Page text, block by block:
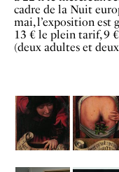
cadre de la Nuit
mai, l’exposition est
13 € le plein tarif, 9
(deux adultes et